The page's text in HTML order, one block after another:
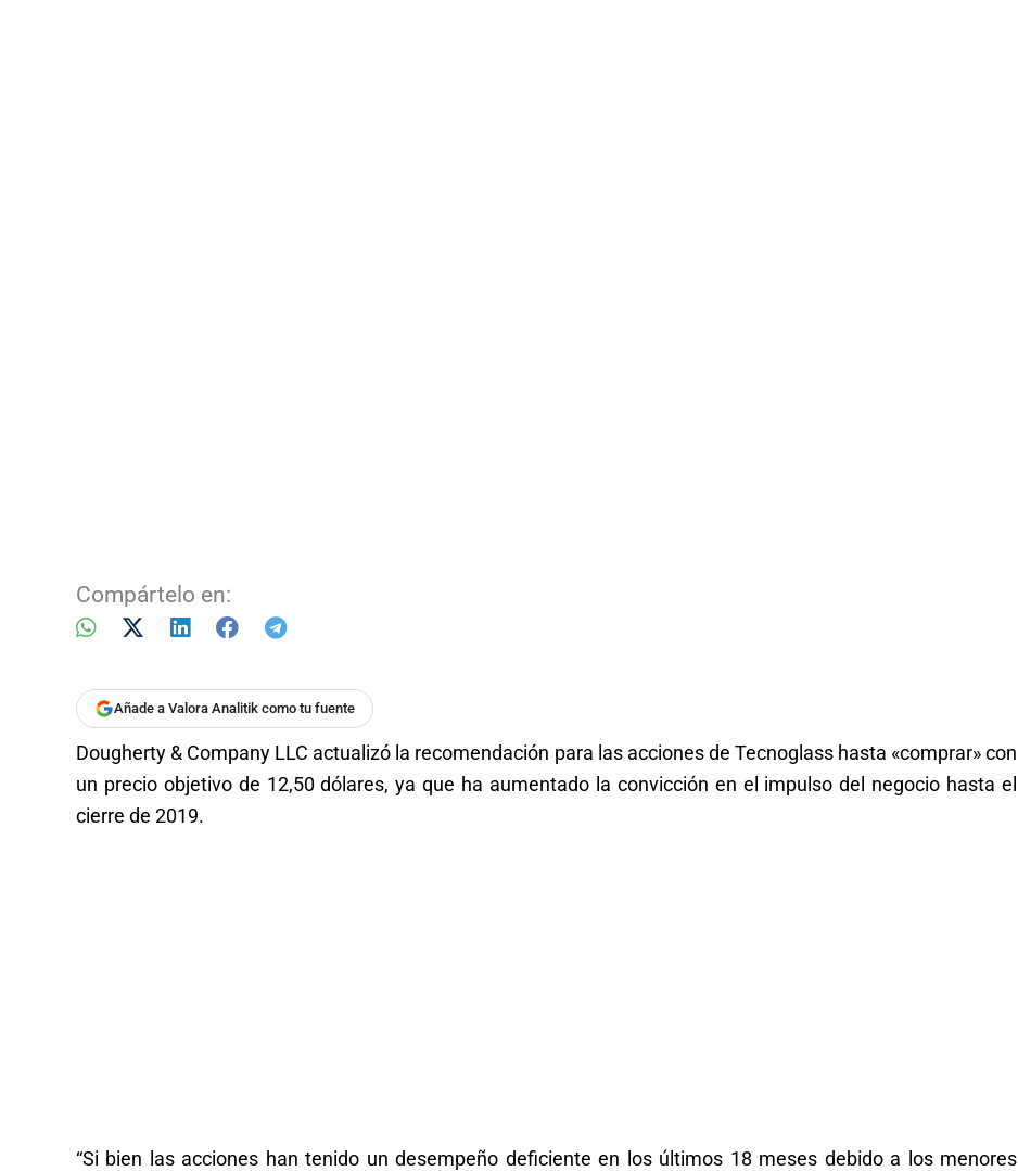
Compártelo en:
Añade a Valora Analitik como tu fuente
Dougherty & Company LLC actualizó la recomendación para las acciones de Tecnoglass hasta «comprar» con
un precio objetivo de 12,50 dólares, ya que ha aumentado la convicción en el impulso del negocio hasta el
cierre de 2019.
“Si bien las acciones han tenido un desempeño deficiente en los últimos 18 meses debido a los menores